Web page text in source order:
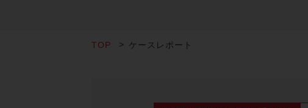
TOP ケースレポート